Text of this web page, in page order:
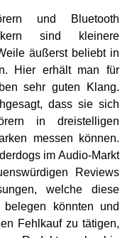
und Bluetooth
sind kleinere
äußerst beliebt in
Hier erhält man für
sehr guten Klang.
dass sie sich
in dreistelligen
messen können.
im Audio-Markt
Reviews
welche diese
belegen könnten und
Fehlkauf zu tätigen,